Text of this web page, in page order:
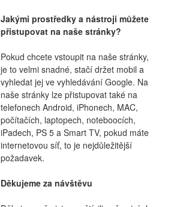
Jakými prostředky a nástroji můžete
přistupovat na naše stránky?
Pokud chcete vstoupit na naše stránky,
je to velmi snadné, stačí držet mobil a
vyhledat jej ve vyhledávání Google. Na
naše stránky lze přistupovat také na
telefonech Android, iPhonech, MAC,
počítačích, laptopech, noteboocích,
iPadech, PS 5 a Smart TV, pokud máte
internetovou síť, to je nejdůležitější
požadavek.
Děkujeme za návštěvu